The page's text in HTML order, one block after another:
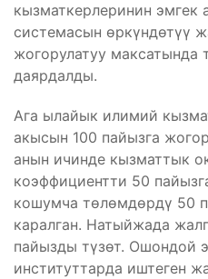
кызматкерлеринин эмгек
системасын өркүндөтүү
жогорулатуу максатында
даярдалды.
Ага ылайык илимий
акысын 100 пайызга
анын ичинде кызматтык
коэффициентти 50
кошумча төлөмдөрдү 50
каралган. Натыйжада
пайызды түзөт. Ошондой
институттарда иштеген